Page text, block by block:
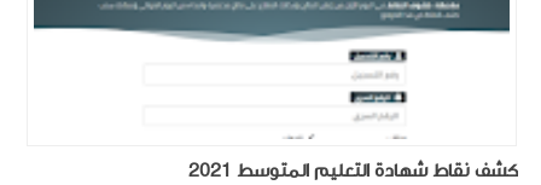
كشف نقاط شهادة التعليم المتوسط 2021